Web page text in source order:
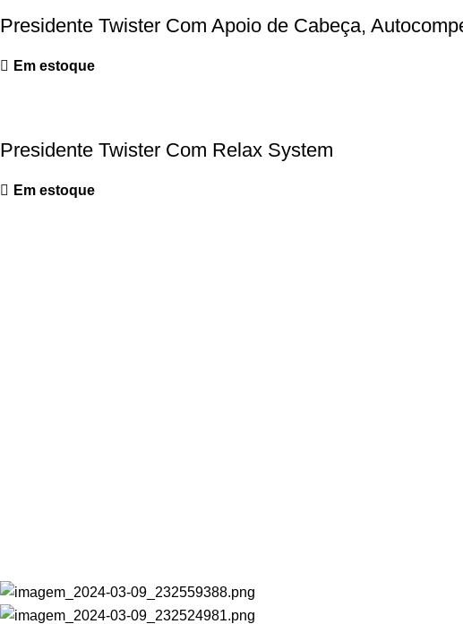
Presidente Twister Com Apoio de Cabeça,
Em estoque
Presidente Twister Com Relax System
Em estoque